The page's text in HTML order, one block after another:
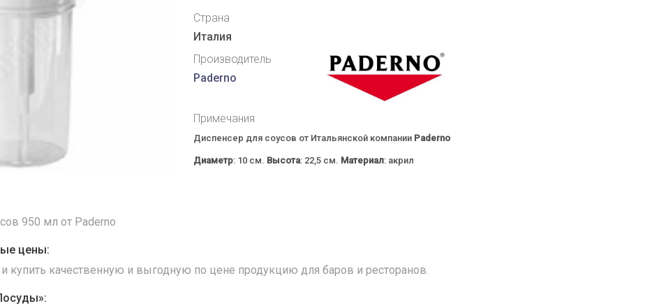
Страна
Италия
Производитель
Paderno
Примечания
Диспенсер для соусов от Итальянской компании Paderno
Диаметр: 10 см. Высота: 22,5 см. Материал: акрил
950 мл от Paderno
цены:
купить качественную и выгодную по цене продукцию для баров и ресторанов.